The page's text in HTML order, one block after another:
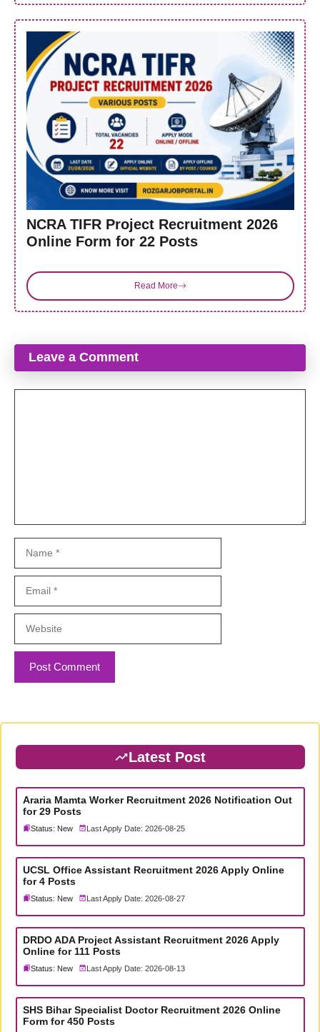
NCRA TIFR Project Recruitment 2026
Online Form for 22 Posts
Read More
Leave a Comment
Name
Email
Website
Latest Post
Araria Mamta Worker Recruitment 2026 Notification Out
for 29 Posts
Status: New Last Apply Date: 2026-08-25
UCSL Office Assistant Recruitment 2026 Apply Online
for 4 Posts
Status: New Last Apply Date: 2026-08-27
DRDO ADA Project Assistant Recruitment 2026 Apply
Online for 111 Posts
Status: New Last Apply Date: 2026-08-13
SHS Bihar Specialist Doctor Recruitment 2026 Online
Form for 450 Posts